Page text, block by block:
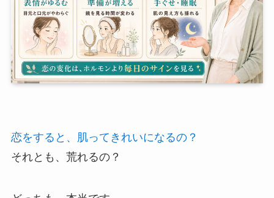
恋をすると、肌ってきれいになるの？
それとも、荒れるの？